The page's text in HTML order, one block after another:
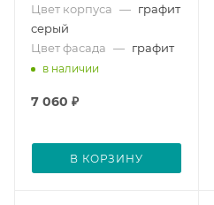
Цвет корпуса — графит
серый
Цвет фасада — графит
в наличии
7 060 ₽
В КОРЗИНУ